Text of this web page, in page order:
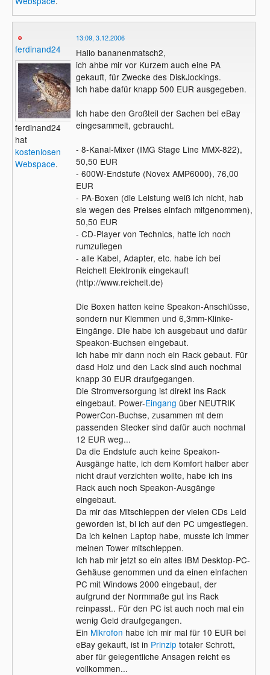
ferdinand24
ferdinand24
hat
kostenlosen
Webspace.
13:09, 3.12.2006
Hallo bananenmatsch2,
ich ahbe mir vor Kurzem auch eine PA
gekauft, für Zwecke des DiskJockings.
Ich habe dafür knapp 500 EUR ausgegeben.
Ich habe den Großteil der Sachen bei eBay
eingesammelt, gebraucht.
- 8-Kanal-Mixer (IMG Stage Line MMX-822),
50,50 EUR
- 600W-Endstufe (Novex AMP6000), 76,00
EUR
- PA-Boxen (die Leistung weiß ich nicht, hab
sie wegen des Preises einfach mitgenommen),
50,50 EUR
- CD-Player von Technics, hatte ich noch
rumzuliegen
- alle Kabel, Adapter, etc. habe ich bei
Reichelt Elektronik eingekauft
(http://www.reichelt.de)
Die Boxen hatten keine Speakon-Anschlüsse,
sondern nur Klemmen und 6,3mm-Klinke-
Eingänge. DIe habe ich ausgebaut und dafür
Speakon-Buchsen eingebaut.
Ich habe mir dann noch ein Rack gebaut. Für
dasd Holz und den Lack sind auch nochmal
knapp 30 EUR draufgegangen.
Die Stromversorgung ist direkt ins Rack
eingebaut. Power-Eingang über NEUTRIK
PowerCon-Buchse, zusammen mt dem
passenden Stecker sind dafür auch nochmal
12 EUR weg...
Da die Endstufe auch keine Speakon-
Ausgänge hatte, ich dem Komfort halber aber
nicht drauf verzichten wollte, habe ich ins
Rack auch noch Speakon-Ausgänge
eingebaut.
Da mir das Mitschleppen der vielen CDs Leid
geworden ist, bi ich auf den PC umgestiegen.
Da ich keinen Laptop habe, musste ich immer
meinen Tower mitschleppen.
Ich hab mir jetzt so ein altes IBM Desktop-PC-
Gehäuse genommen und da einen einfachen
PC mit Windows 2000 eingebaut, der
aufgrund der Normmaße gut ins Rack
reinpasst.. Für den PC ist auch noch mal ein
wenig Geld draufgegangen.
Ein Mikrofon habe ich mir mal für 10 EUR bei
eBay gekauft, ist in Prinzip totaler Schrott,
aber für gelegentliche Ansagen reicht es
vollkommen...